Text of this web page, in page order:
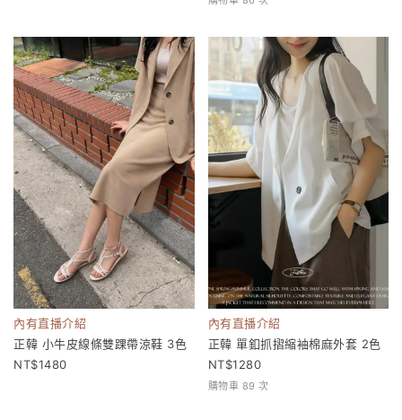
內有直播介紹
正韓 小牛皮線條雙踝帶涼鞋 3色
1480
內有直播介紹
正韓 單釦抓摺縮袖棉麻外套 2色
1280
購物車 89 次